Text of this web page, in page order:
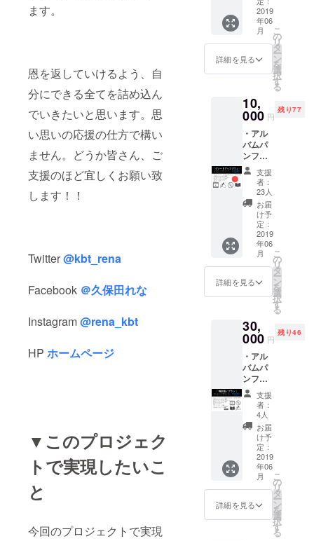
ます。
恩を返していけるよう、自
分にできる全てを詰め込ん
でいきたいと思います。思
い思いの応援の仕方で構い
ません。どうか皆さん、ご
支援のほど宜しくお願い致
します！！
Twitter@kbt_rena
Facebook ＠久保田れな
Instagram@rena_kbt
HP ホームページ
▼このプロジェク
トで実現したいこ
と
今回のプロジェクトで実現
望のお
名前を
ご記入
くださ
い。 記
CAMPF
IREにて
使用さ
れてい
るハン
ドル
ネーム
を使用
させて
頂きま
す、ご
了承下
さい。
※また公
序良俗
に反す
るお名
る事が
御座い
ご注意
くださ
い。 ※
遠方の
方な
ど、当
日の先
行イベ
ントに
参加で
きない
方に
イブ配
信にて
メール
にてお
礼の
メッ
セージ
・サイ
ン入り
ムパン
フレッ
ト ・先
行リ
リース
イベン
トにご
招待 ・
Album
CD先行
プレゼ
ント ※
支援時
に必ず
備考欄
にご希
くださ
い。 記
入がな
い場合
は
CAMPF
IREにて
使用さ
れてい
るハン
ドル
ネーム
を使用
させて
頂きま
す、ご
了承下
※また公
2019
年06
月
詳細を見る
こ
の
リ
タ
ー
ン
を
選
択
す
る
10,
000 円
残り77
・アル
バムパ
ンフ
レット
に
Special
Thanks
として
お名前
を記載
・久保
田れな
からお
礼の動
画 ・サ
イン入
バムパ
ンフ
レット
・先行
リリー
スイベ
ントに
ご招待
・1st
Album
CD先行
プレゼ
ント ・
限定
フォト
ブック
プレゼ
支援
者：
23人
お届
け予
定：
2019
年06
月
詳細を見る
こ
の
リ
タ
ー
ン
を
選
択
す
る
30,
000 円
残り46
・アル
バムパ
ンフ
レット
に
Special
Thanks
として
お名前
を記載
・久保
田れな
からお
礼の動
画 ・サ
イン入
支援
者：
4人
お届
け予
定：
2019
年06
月
詳細を見る
こ
の
リ
タ
ー
ン
を
選
択
す
る